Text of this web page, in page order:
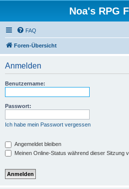
Noa's RPG
FAQ
Foren-Übersicht
Anmelden
Benutzername:
Passwort:
Ich habe mein Passwort vergessen
Angemeldet bleiben
Meinen Online-Status während dieser Sitzung